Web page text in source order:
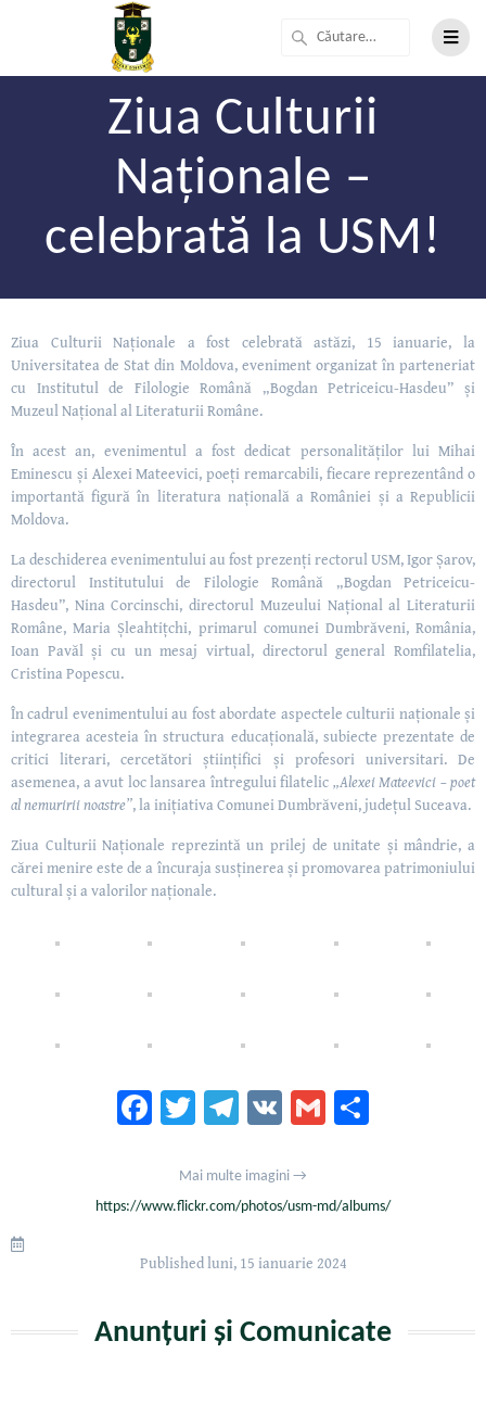
Ziua Culturii
Naționale –
celebrată la USM!
Ziua Culturii Naționale a fost celebrată astăzi, 15 ianuarie, la
Universitatea de Stat din Moldova, eveniment organizat în parteneriat
cu Institutul de Filologie Română „Bogdan Petriceicu-Hasdeu” și
Muzeul Național al Literaturii Române.
În acest an, evenimentul a fost dedicat personalităților lui Mihai
Eminescu și Alexei Mateevici, poeți remarcabili, fiecare reprezentând o
importantă figură în literatura națională a României și a Republicii
Moldova.
La deschiderea evenimentului au fost prezenți rectorul USM, Igor Șarov,
directorul Institutului de Filologie Română „Bogdan Petriceicu-
Hasdeu”, Nina Corcinschi, directorul Muzeului Național al Literaturii
Române, Maria Șleahtițchi, primarul comunei Dumbrăveni, România,
Ioan Pavăl și cu un mesaj virtual, directorul general Romfilatelia,
Cristina Popescu.
În cadrul evenimentului au fost abordate aspectele culturii naționale și
integrarea acesteia în structura educațională, subiecte prezentate de
critici literari, cercetători științifici și profesori universitari. De
asemenea, a avut loc lansarea întregului filatelic „Alexei Mateevici – poet
al nemuririi noastre”, la inițiativa Comunei Dumbrăveni, județul Suceava.
Ziua Culturii Naționale reprezintă un prilej de unitate și mândrie, a
cărei menire este de a încuraja susținerea și promovarea patrimoniului
cultural și a valorilor naționale.
Fa
ce
oo
k
T
wi
tt
er
Te
le
gr
a
m
V
K
G
m
l ea
Mai multe imagini →
https://www.flickr.com/photos/usm-md/albums/
Publishedluni, 15 ianuarie 2024
Anunțuri și Comunicate